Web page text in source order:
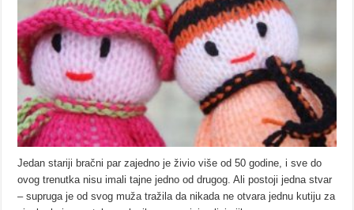
Jedan stariji bračni par zajedno je živio više od 50 godine, i sve do
ovog trenutka nisu imali tajne jedno od drugog. Ali postoji jedna stvar
– supruga je od svog muža tražila da nikada ne otvara jednu kutiju za